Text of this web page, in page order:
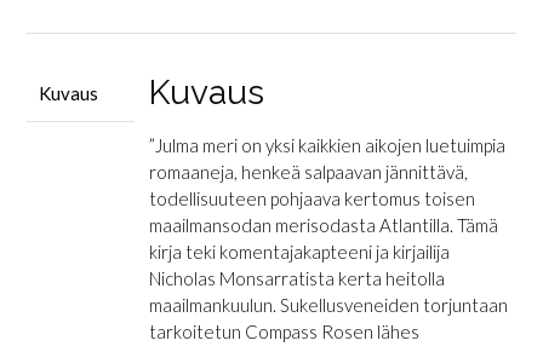
Kuvaus Kuvaus
”Julma meri on yksi kaikkien aikojen luetuimpia
romaaneja, henkeä salpaavan jännittävä,
todellisuuteen pohjaava kertomus toisen
maailmansodan merisodasta Atlantilla. Tämä
kirja teki komentajakapteeni ja kirjailija
Nicholas Monsarratista kerta heitolla
maailmankuulun. Sukellusveneiden torjuntaan
tarkoitetun Compass Rosen lähes